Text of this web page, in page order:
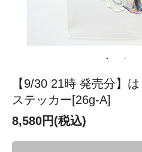
【9/30 21時 発売分】
ステッカー[26g-A]
8,580円(税込)